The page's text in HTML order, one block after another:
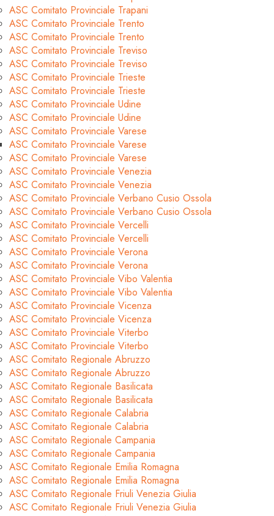
ASC Comitato Provinciale Trapani
ASC Comitato Provinciale Trento
ASC Comitato Provinciale Trento
ASC Comitato Provinciale Treviso
ASC Comitato Provinciale Treviso
ASC Comitato Provinciale Trieste
ASC Comitato Provinciale Trieste
ASC Comitato Provinciale Udine
ASC Comitato Provinciale Udine
ASC Comitato Provinciale Varese
ASC Comitato Provinciale Varese
ASC Comitato Provinciale Varese
ASC Comitato Provinciale Venezia
ASC Comitato Provinciale Venezia
ASC Comitato Provinciale Verbano Cusio Ossola
ASC Comitato Provinciale Verbano Cusio Ossola
ASC Comitato Provinciale Vercelli
ASC Comitato Provinciale Vercelli
ASC Comitato Provinciale Verona
ASC Comitato Provinciale Verona
ASC Comitato Provinciale Vibo Valentia
ASC Comitato Provinciale Vibo Valentia
ASC Comitato Provinciale Vicenza
ASC Comitato Provinciale Vicenza
ASC Comitato Provinciale Viterbo
ASC Comitato Provinciale Viterbo
ASC Comitato Regionale Abruzzo
ASC Comitato Regionale Abruzzo
ASC Comitato Regionale Basilicata
ASC Comitato Regionale Basilicata
ASC Comitato Regionale Calabria
ASC Comitato Regionale Calabria
ASC Comitato Regionale Campania
ASC Comitato Regionale Campania
ASC Comitato Regionale Emilia Romagna
ASC Comitato Regionale Emilia Romagna
ASC Comitato Regionale Friuli Venezia Giulia
ASC Comitato Regionale Friuli Venezia Giulia